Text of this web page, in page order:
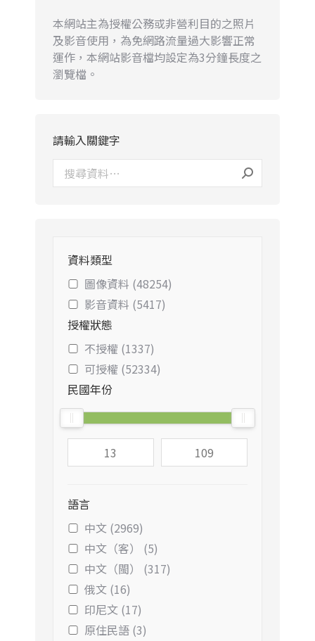
本網站主為授權公務或非營利目的之照片
及影音使用，為免網路流量過大影響正常
運作，本網站影音檔均設定為3分鐘長度之
瀏覽檔。
請輸入關鍵字
資料類型
圖像資料 (48254)
影音資料 (5417)
授權狀態
不授權 (1337)
可授權 (52334)
民國年份
語言
中文 (2969)
中文（客） (5)
中文（閩） (317)
俄文 (16)
印尼文 (17)
原住民語 (3)